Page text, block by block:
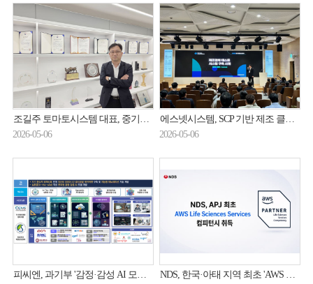
조길주 토마토시스템 대표, 중기부 장관 표창 수상
2026-05-06
에스넷시스템, SCP 기반 제조 클라우드 전환 사례 공개
2026-05-06
피씨엔, 과기부 '감정·감성 AI 모델 학습데이터셋 구축' 과제 수주
NDS, 한국·아태 지역 최초 'AWS 생명과학 컴피턴시' 취득